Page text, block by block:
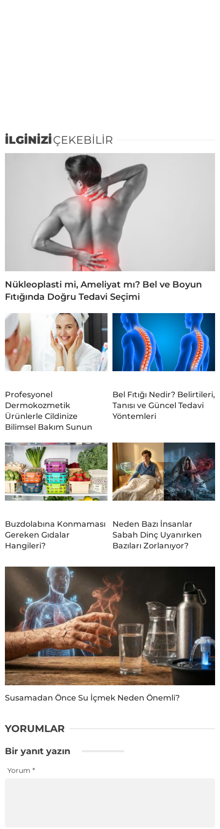
İLGİNİZİÇEKEBİLİR
Nükleoplasti mi, Ameliyat mı? Bel ve Boyun
Fıtığında Doğru Tedavi Seçimi
Profesyonel
Dermokozmetik
Ürünlerle Cildinize
Bilimsel Bakım Sunun
Bel Fıtığı Nedir? Belirtileri,
Tanısı ve Güncel Tedavi
Yöntemleri
Buzdolabına Konmaması
Gereken Gıdalar
Hangileri?
Neden Bazı İnsanlar
Sabah Dinç Uyanırken
Bazıları Zorlanıyor?
Susamadan Önce Su İçmek Neden Önemli?
YORUMLAR
Bir yanıt yazın
Yorum *